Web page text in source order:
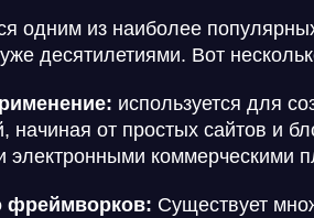
одним из наиболее
десятилетиями. Вот
используется для
начиная от простых сайтов и
электронными коммерческими
фреймворков: Существует